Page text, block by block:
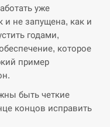
рост” атак
Лейпцига
уже
и не запущена, как и
годами,
которое
пример
быть четкие
концов исправить